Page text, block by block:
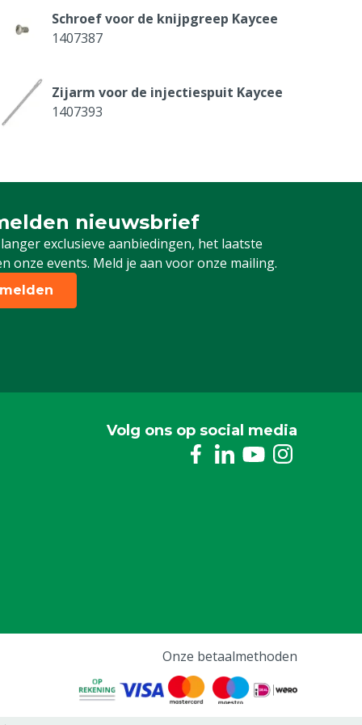
Schroef voor de knijpgreep Kaycee
1407387
Zijarm voor de injectiespuit Kaycee
1407393
1407395-2
nieuwsbrief
exclusieve aanbiedingen, het laatste
onze events. Meld je aan voor onze mailing.
in voor onze nieuwsbrief
Volg ons op social media
Onze betaalmethoden